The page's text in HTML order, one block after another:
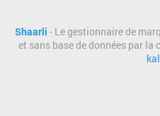
Shaarli - Le gestionnaire de
et sans base de données par